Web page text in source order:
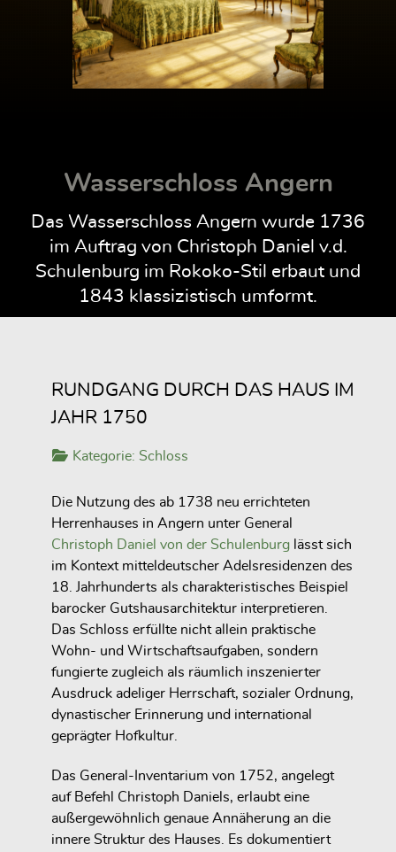
Wasserschloss Angern
Das Wasserschloss Angern wurde 1736
im Auftrag von Christoph Daniel v.d.
Schulenburg im Rokoko-Stil erbaut und
1843 klassizistisch umformt.
RUNDGANG DURCH DAS HAUS IM
JAHR 1750
Kategorie: Schloss
Die Nutzung des ab 1738 neu errichteten
Herrenhauses in Angern unter General
Christoph Daniel von der Schulenburg lässt sich
im Kontext mitteldeutscher Adelsresidenzen des
18. Jahrhunderts als charakteristisches Beispiel
barocker Gutshausarchitektur interpretieren.
Das Schloss erfüllte nicht allein praktische
Wohn- und Wirtschaftsaufgaben, sondern
fungierte zugleich als räumlich inszenierter
Ausdruck adeliger Herrschaft, sozialer Ordnung,
dynastischer Erinnerung und international
geprägter Hofkultur.
Das General-Inventarium von 1752, angelegt
auf Befehl Christoph Daniels, erlaubt eine
außergewöhnlich genaue Annäherung an die
innere Struktur des Hauses. Es dokumentiert